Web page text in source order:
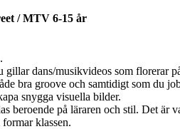
/ MTV 6-15 år
gillar dans/musikvideos som florerar
bra groove och samtidigt som du
snygga visuella bilder.
beroende på läraren och stil. Det är
klassen.